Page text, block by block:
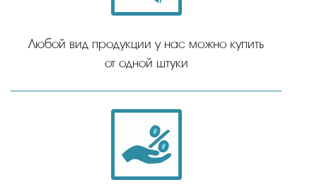
Любой вид продукции у нас можно купить
от одной штуки